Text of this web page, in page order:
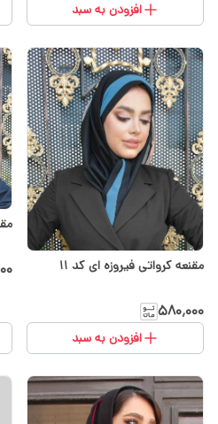
افزودن به سبد
مقنعه کرواتی فیروزه ای کد ۱۱
۵۸۰٬۰۰۰
افزودن به سبد